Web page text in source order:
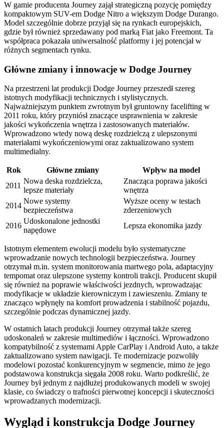
W gamie producenta Journey zajął strategiczną pozycję pomiędzy
kompaktowym SUV-em Dodge Nitro a większym Dodge Durango.
Model szczególnie dobrze przyjął się na rynkach europejskich,
gdzie był również sprzedawany pod marką Fiat jako Freemont. Ta
współpraca pokazała uniwersalność platformy i jej potencjał w
różnych segmentach rynku.
Główne zmiany i innowacje w Dodge Journey
Na przestrzeni lat produkcji Dodge Journey przeszedł szereg
istotnych modyfikacji technicznych i stylistycznych.
Najważniejszym punktem zwrotnym był gruntowny facelifting w
2011 roku, który przyniósł znaczące usprawnienia w zakresie
jakości wykończenia wnętrza i zastosowanych materiałów.
Wprowadzono wtedy nową deskę rozdzielczą z ulepszonymi
materiałami wykończeniowymi oraz zaktualizowano system
multimedialny.
Rok Główne zmiany
Wpływ na model
2011
Nowa deska rozdzielcza,
lepsze materiały
Znacząca poprawa jakości
wnętrza
2014
Nowe systemy
bezpieczeństwa
Wyższe oceny w testach
zderzeniowych
2016
Udoskonalone jednostki
napędowe
Lepsza ekonomika jazdy
Istotnym elementem ewolucji modelu było systematyczne
wprowadzanie nowych technologii bezpieczeństwa. Journey
otrzymał m.in. system monitorowania martwego pola, adaptacyjny
tempomat oraz ulepszone systemy kontroli trakcji. Producent skupił
się również na poprawie właściwości jezdnych, wprowadzając
modyfikacje w układzie kierowniczym i zawieszeniu. Zmiany te
znacząco wpłynęły na komfort prowadzenia i stabilność pojazdu,
szczególnie podczas dynamicznej jazdy.
W ostatnich latach produkcji Journey otrzymał także szereg
udoskonaleń w zakresie multimediów i łączności. Wprowadzono
kompatybilność z systemami Apple CarPlay i Android Auto, a także
zaktualizowano system nawigacji. Te modernizacje pozwoliły
modelowi pozostać konkurencyjnym w segmencie, mimo że jego
podstawowa konstrukcja sięgała 2008 roku. Warto podkreślić, że
Journey był jednym z najdłużej produkowanych modeli w swojej
klasie, co świadczy o trafności pierwotnej koncepcji i skuteczności
wprowadzanych modernizacji.
Wygląd i konstrukcja Dodge Journey